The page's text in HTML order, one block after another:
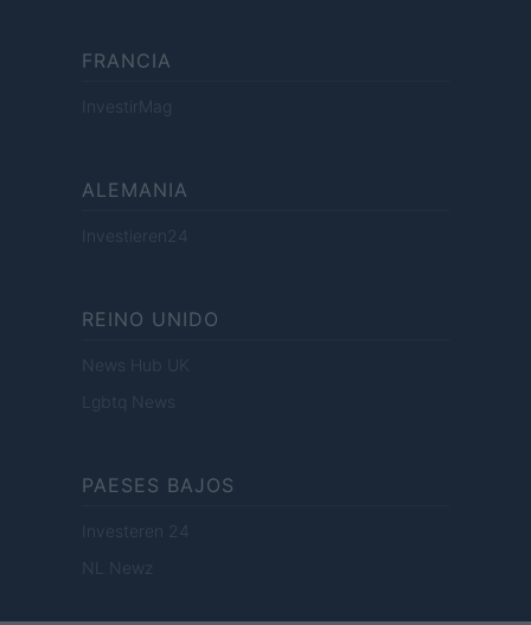
FRANCIA
InvestirMag
ALEMANIA
Investieren24
REINO UNIDO
News Hub UK
Lgbtq News
PAESES BAJOS
Investeren 24
NL Newz